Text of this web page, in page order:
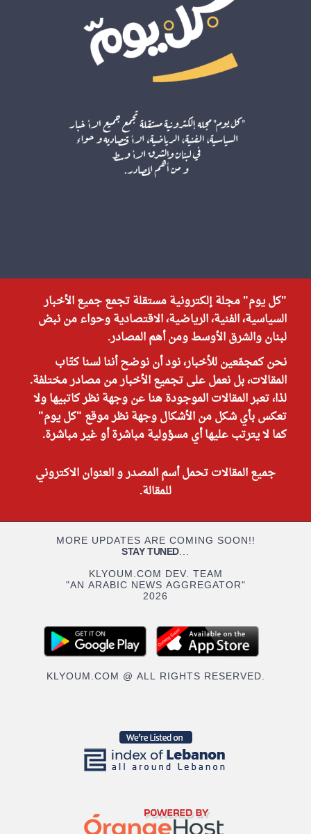
"كل يوم" مجلة إلكترونية مستقلة تجمع جميع الأخبار
السياسية، الفنية، الرياضية، الاقتصادية وحواء من نبض
لبنان والشرق الأوسط ومن أهم المصادر.
نحن كمجمّعين للأخبار، نود أن نوضح أننا لسنا كتّاب
المقالات، بل نعمل على تجميع الأخبار من مصادر مختلفة.
لذا، تعبر المقالات الموجودة هنا عن وجهة نظر كاتبيها ولا
تعكس بأي شكل من الأشكال وجهة نظر موقع "كل يوم"
كما لا يترتب عليها أي مسؤولية مباشرة أو غير مباشرة.
جميع المقالات تحمل أسم المصدر و العنوان الاكتروني
للمقالة.
MORE UPDATES ARE COMING SOON!!
STAY TUNED...
KLYOUM.COM DEV. TEAM
"AN ARABIC NEWS AGGREGATOR"
2026
KLYOUM.COM @ ALL RIGHTS RESERVED.